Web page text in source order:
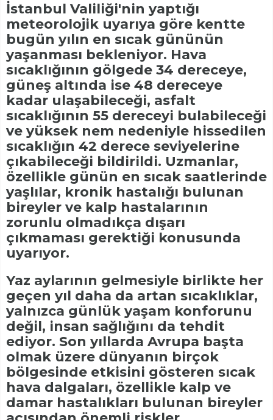
İstanbul Valiliği'nin yaptığı
meteorolojik uyarıya göre kentte
bugün yılın en sıcak gününün
yaşanması bekleniyor. Hava
sıcaklığının gölgede 34 dereceye,
güneş altında ise 48 dereceye
kadar ulaşabileceği, asfalt
sıcaklığının 55 dereceyi bulabileceği
ve yüksek nem nedeniyle hissedilen
sıcaklığın 42 derece seviyelerine
çıkabileceği bildirildi. Uzmanlar,
özellikle günün en sıcak saatlerinde
yaşlılar, kronik hastalığı bulunan
bireyler ve kalp hastalarının
zorunlu olmadıkça dışarı
çıkmaması gerektiği konusunda
uyarıyor.
Yaz aylarının gelmesiyle birlikte her
geçen yıl daha da artan sıcaklıklar,
yalnızca günlük yaşam konforunu
değil, insan sağlığını da tehdit
ediyor. Son yıllarda Avrupa başta
olmak üzere dünyanın birçok
bölgesinde etkisini gösteren sıcak
hava dalgaları, özellikle kalp ve
damar hastalıkları bulunan bireyler